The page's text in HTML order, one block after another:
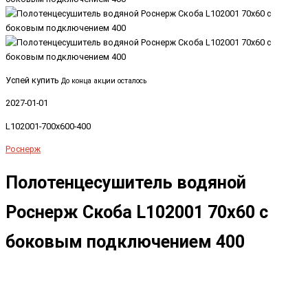
Успей купить До конца акции осталось
2027-01-01
L102001-700x600-400
Роснерж
Полотенцесушитель водяной
Роснерж Скоба L102001 70x60 с
боковым подключением 400